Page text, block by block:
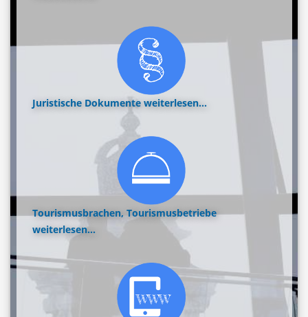
Juristische Dokumente weiterlesen...
Tourismusbrachen, Tourismusbetriebe
weiterlesen...